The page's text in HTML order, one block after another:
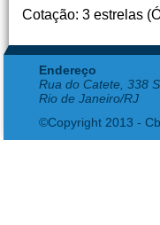
Cotação: 3 estrelas
Endereço
Rua do Catete, 338
Rio de Janeiro/RJ
©Copyright 2013 -